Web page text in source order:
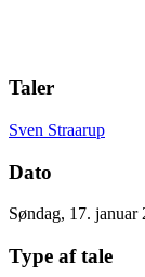
Taler
Sven Straarup
Dato
Søndag, 17. januar
Type af tale